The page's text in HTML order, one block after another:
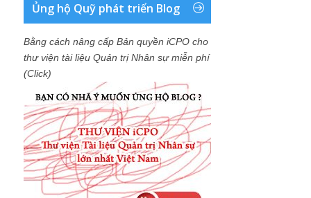
Ủng hộ Quỹ phát triển Blog
Bằng cách nâng cấp Bản quyền iCPO cho
thư viện tài liệu Quản trị Nhân sự miễn phí
(Click)